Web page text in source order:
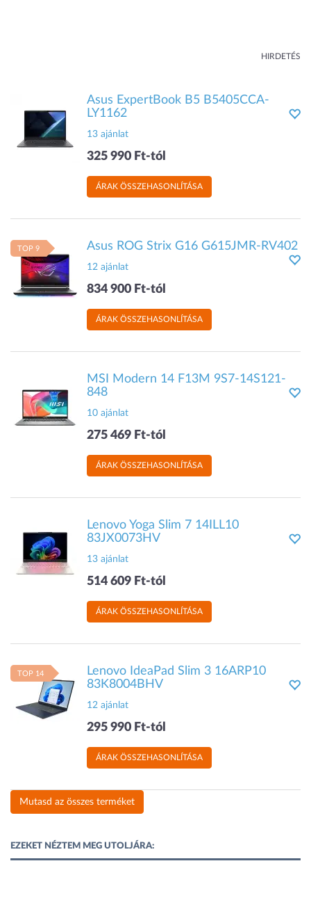
HIRDETÉS
Asus ExpertBook B5 B5405CCA-
LY1162
13 ajánlat
325 990 Ft-tól
ÁRAK ÖSSZEHASONLÍTÁSA
TOP 9 Asus ROG Strix G16 G615JMR-RV402
12 ajánlat
834 900 Ft-tól
ÁRAK ÖSSZEHASONLÍTÁSA
MSI Modern 14 F13M 9S7-14S121-
848
10 ajánlat
275 469 Ft-tól
ÁRAK ÖSSZEHASONLÍTÁSA
Lenovo Yoga Slim 7 14ILL10
83JX0073HV
13 ajánlat
514 609 Ft-tól
ÁRAK ÖSSZEHASONLÍTÁSA
TOP 14
Lenovo IdeaPad Slim 3 16ARP10
83K8004BHV
12 ajánlat
295 990 Ft-tól
ÁRAK ÖSSZEHASONLÍTÁSA
Mutasd az összes terméket
EZEKET NÉZTEM MEG UTOLJÁRA: